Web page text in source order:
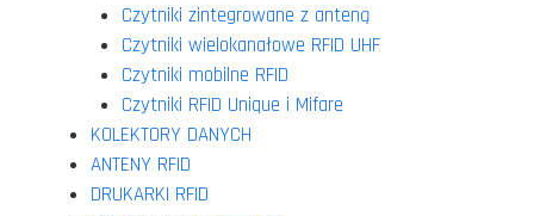
Czytniki zintegrowane z anteną
Czytniki wielokanałowe RFID UHF
Czytniki mobilne RFID
Czytniki RFID Unique i Mifare
KOLEKTORY DANYCH
ANTENY RFID
DRUKARKI RFID